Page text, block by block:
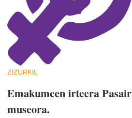
ZIZURKIL
Emakumeen irteera
museora.